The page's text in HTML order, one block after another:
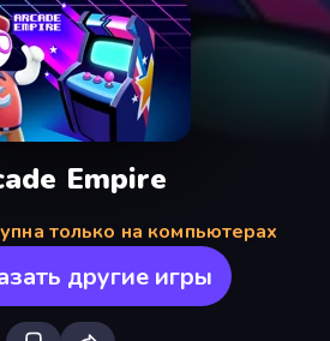
Empire
только на компьютерах
другие игры